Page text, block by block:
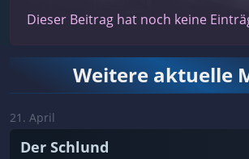
Dieser Beitrag hat noch keine
Weitere aktuelle
21. April
Der Schlund